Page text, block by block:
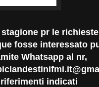
pr le
fosse interessato
Whatsapp al nr,
indicati